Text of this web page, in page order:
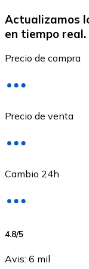
Ethereum
ETH
Actualizamos
en tiempo real.
Precio de compra
Precio de venta
Cambio 24h
4.8/5
Avis: 6 mil